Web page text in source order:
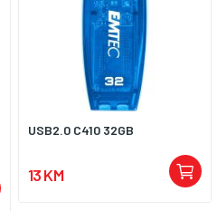
USB2.0 C410 32GB
13 KM